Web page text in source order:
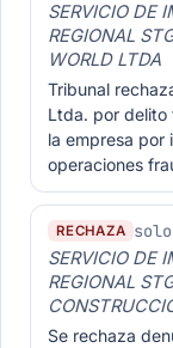
SERVICIO DE
REGIONAL
WORLD LTDA
Tribunal
Ltda. por delito
la empresa por
operaciones
RECHAZA
SERVICIO DE
REGIONAL
Se rechaza